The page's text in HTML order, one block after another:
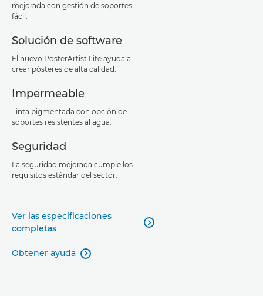
mejorada con gestión de soportes
fácil.
Solución de software
El nuevo PosterArtist Lite ayuda a
crear pósteres de alta calidad.
Impermeable
Tinta pigmentada con opción de
soportes resistentes al agua.
Seguridad
La seguridad mejorada cumple los
requisitos estándar del sector.
Ver las especificaciones
completas

Obtener ayuda 